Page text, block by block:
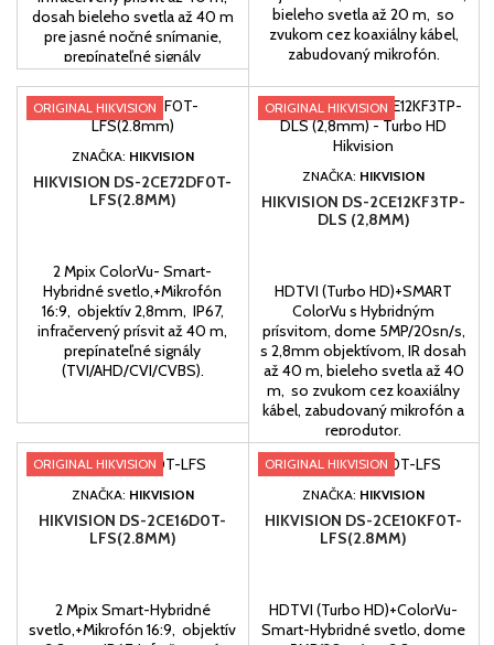
dosah bieleho svetla až 40 m
pre jasné nočné snímanie,
prepínateľné signály
(TVI/AHD/CVI/CVBS).
bieleho svetla až 20 m, so
zvukom cez koaxiálny kábel,
zabudovaný mikrofón.
ORIGINAL HIKVISION
ZNAČKA: HIKVISION
HIKVISION DS-2CE72DF0T-
LFS(2.8MM)
2 Mpix ColorVu- Smart-
Hybridné svetlo,+Mikrofón
16:9, objektív 2,8mm, IP67,
infračervený prísvit až 40 m,
prepínateľné signály
(TVI/AHD/CVI/CVBS).
ORIGINAL HIKVISION
ZNAČKA: HIKVISION
HIKVISION DS-2CE12KF3TP-
DLS (2,8MM)
HDTVI (Turbo HD)+SMART
ColorVu s Hybridným
prísvitom, dome 5MP/20sn/s,
s 2,8mm objektívom, IR dosah
až 40 m, bieleho svetla až 40
m, so zvukom cez koaxiálny
kábel, zabudovaný mikrofón a
reprodutor.
ORIGINAL HIKVISION
ZNAČKA: HIKVISION
HIKVISION DS-2CE16D0T-
LFS(2.8MM)
2 Mpix Smart-Hybridné
svetlo,+Mikrofón 16:9, objektív
ORIGINAL HIKVISION
ZNAČKA: HIKVISION
HIKVISION DS-2CE10KF0T-
LFS(2.8MM)
HDTVI (Turbo HD)+ColorVu-
Smart-Hybridné svetlo, dome